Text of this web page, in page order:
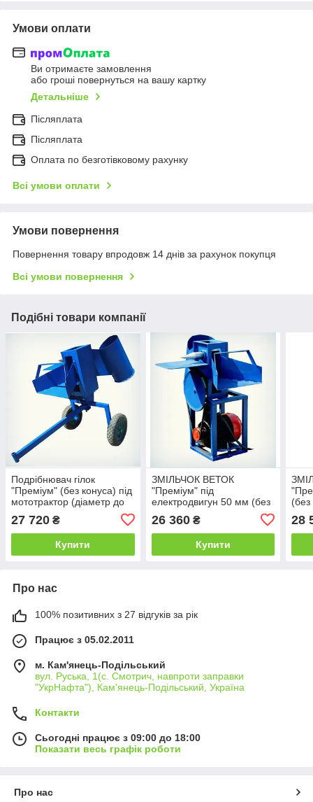
Умови оплати
Ви отримаєте замовлення
або гроші повернуться на вашу картку
Детальніше
Післяплата
Післяплата
Оплата по безготівковому рахунку
Всі умови оплати
Умови повернення
Повернення товару впродовж 14 днів за рахунок покупця
Всі умови повернення
Подібні товари компанії
Подрібнювач гілок
"Преміум" (без конуса) під
мототрактор (діаметр до
заточування ножів
27 720 ₴
Купити
ЗМІЛЬЧОК ВЕТОК
"Преміум" під
електродвигун 50 мм (без
однобічне заточування
ножів)
26 360₴
Купити
(без
28
Про нас
100% позитивних з 27 відгуків за рік
Працює з 05.02.2011
м. Кам'янець-Подільський
вул. Руська, 1(с. Смотрич, навпроти заправки
"УкрНафта"), Кам'янець-Подільський, Україна
Контакти
Сьогодні працює з 09:00 до 18:00
Показати весь графік роботи
Про нас